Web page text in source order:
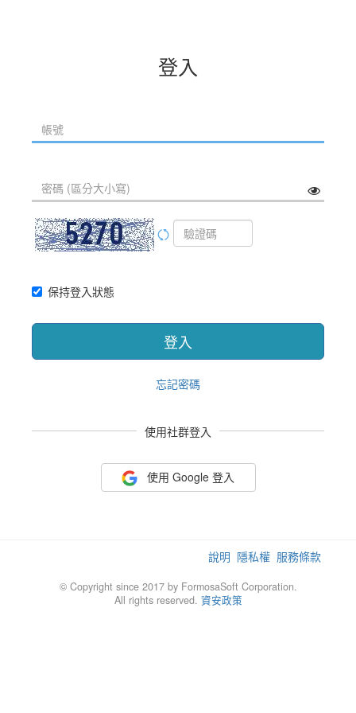
登入
保持登入狀態
登入
忘記密碼
使用社群登入
使用 Google 登入
說明 隱私權 服務條款
© Copyright since 2017 by FormosaSoft Corporation.
All rights reserved. 資安政策